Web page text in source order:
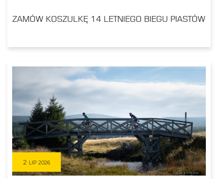
ZAMÓW KOSZULKĘ 14 LETNIEGO BIEGU PIASTÓW
2 LIP 2026